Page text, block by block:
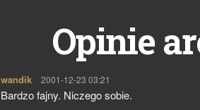
Opinie
wandik pisze:
2001-12-23 03:21
Bardzo fajny. Niczego sobie.